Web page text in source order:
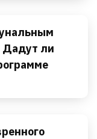
Дадут ли